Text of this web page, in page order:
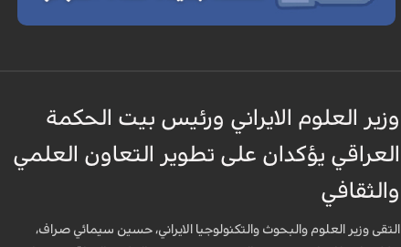
وزير العلوم الايراني ورئيس بيت الحكمة
العراقي يؤكدان على تطوير التعاون العلمي
والثقافي
التقى وزير العلوم والبحوث والتكنولوجيا الايراني، حسين سيمائي صراف،